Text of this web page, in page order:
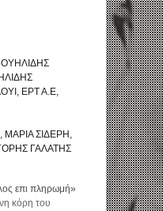
ΕΡΤ Α.Ε,
ΣΙΔΕΡΗ,
ΓΑΛΑΤΗΣ
επι πληρωμή»
κόρη του